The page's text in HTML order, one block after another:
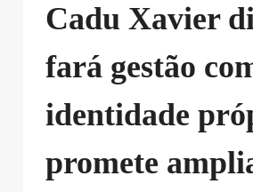
Cadu Xavier
fará gestão
identidade
promete